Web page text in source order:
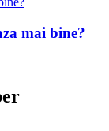
mai bine?